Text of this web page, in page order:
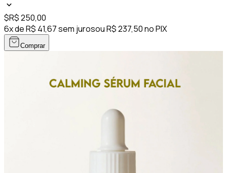
$R$ 250,00
6x de R$ 41,67 sem jurosou R$ 237,50 no PIX
Comprar